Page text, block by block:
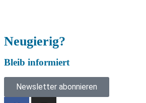
Neugierig?
Bleib informiert
Newsletter abonnieren